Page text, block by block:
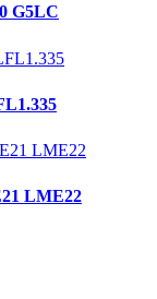
G5LC
LME22